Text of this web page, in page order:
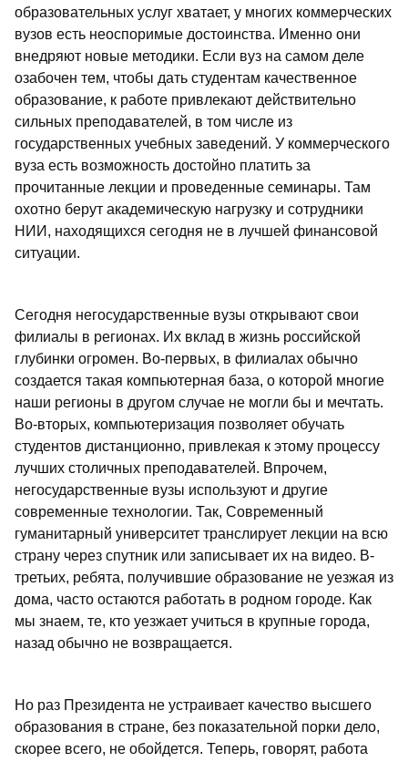
образовательных услуг хватает, у многих коммерческих
вузов есть неоспоримые достоинства. Именно они
внедряют новые методики. Если вуз на самом деле
озабочен тем, чтобы дать студентам качественное
образование, к работе привлекают действительно
сильных преподавателей, в том числе из
государственных учебных заведений. У коммерческого
вуза есть возможность достойно платить за
прочитанные лекции и проведенные семинары. Там
охотно берут академическую нагрузку и сотрудники
НИИ, находящихся сегодня не в лучшей финансовой
ситуации.
Сегодня негосударственные вузы открывают свои
филиалы в регионах. Их вклад в жизнь российской
глубинки огромен. Во-первых, в филиалах обычно
создается такая компьютерная база, о которой многие
наши регионы в другом случае не могли бы и мечтать.
Во-вторых, компьютеризация позволяет обучать
студентов дистанционно, привлекая к этому процессу
лучших столичных преподавателей. Впрочем,
негосударственные вузы используют и другие
современные технологии. Так, Современный
гуманитарный университет транслирует лекции на всю
страну через спутник или записывает их на видео. В-
третьих, ребята, получившие образование не уезжая из
дома, часто остаются работать в родном городе. Как
мы знаем, те, кто уезжает учиться в крупные города,
назад обычно не возвращается.
Но раз Президента не устраивает качество высшего
образования в стране, без показательной порки дело,
скорее всего, не обойдется. Теперь, говорят, работа